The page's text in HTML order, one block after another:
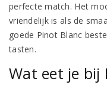
perfecte match. Het
vriendelijk is als de
goede Pinot Blanc
tasten.
Wat eet je bij